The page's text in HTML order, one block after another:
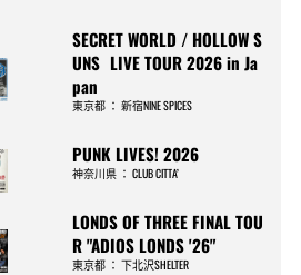
SECRET WORLD / HOLLOW S
UNS LIVE TOUR 2026 in Ja
pan
東京都 ：新宿NINE SPICES
PUNK LIVES! 2026
神奈川県 ：CLUB CITTA’
LONDS OF THREE FINAL TOU
R "ADIOS LONDS '26"
東京都 ：下北沢SHELTER